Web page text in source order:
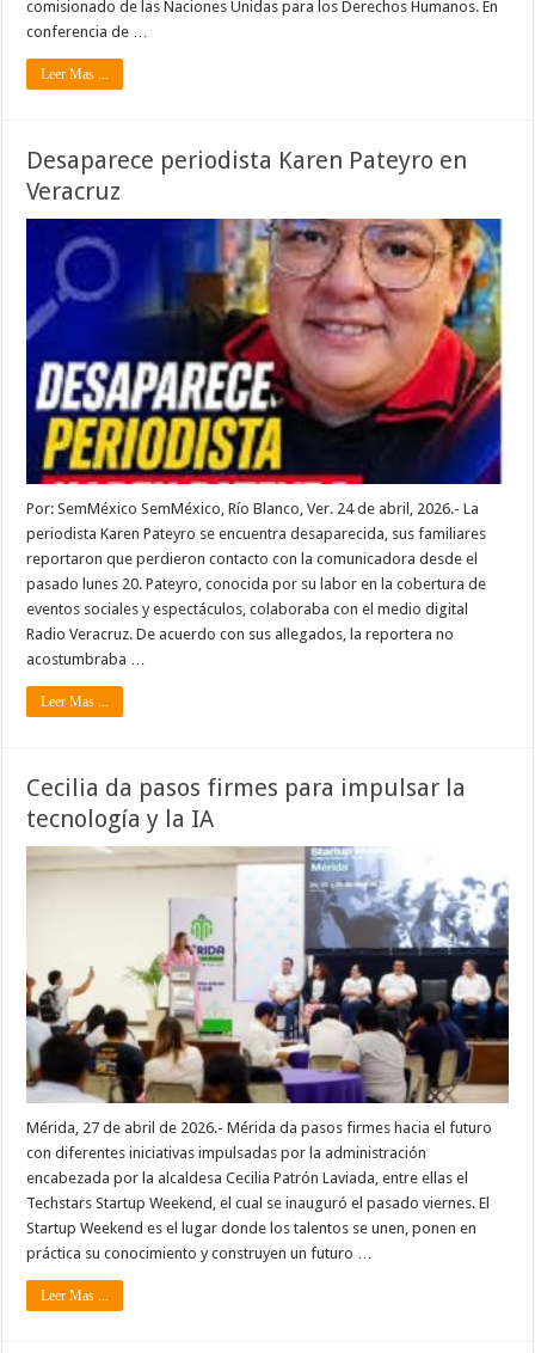
comisionado de las Naciones Unidas para los Derechos Humanos. En
conferencia de …
Leer Mas ...
Desaparece periodista Karen Pateyro en
Veracruz
Por: SemMéxico SemMéxico, Río Blanco, Ver. 24 de abril, 2026.- La
periodista Karen Pateyro se encuentra desaparecida, sus familiares
reportaron que perdieron contacto con la comunicadora desde el
pasado lunes 20. Pateyro, conocida por su labor en la cobertura de
eventos sociales y espectáculos, colaboraba con el medio digital
Radio Veracruz. De acuerdo con sus allegados, la reportera no
acostumbraba …
Leer Mas ...
Cecilia da pasos firmes para impulsar la
tecnología y la IA
Mérida, 27 de abril de 2026.- Mérida da pasos firmes hacia el futuro
con diferentes iniciativas impulsadas por la administración
encabezada por la alcaldesa Cecilia Patrón Laviada, entre ellas el
Techstars Startup Weekend, el cual se inauguró el pasado viernes. El
Startup Weekend es el lugar donde los talentos se unen, ponen en
práctica su conocimiento y construyen un futuro …
Leer Mas ...